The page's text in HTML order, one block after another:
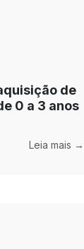
de
0 a 3 anos
Leia mais →